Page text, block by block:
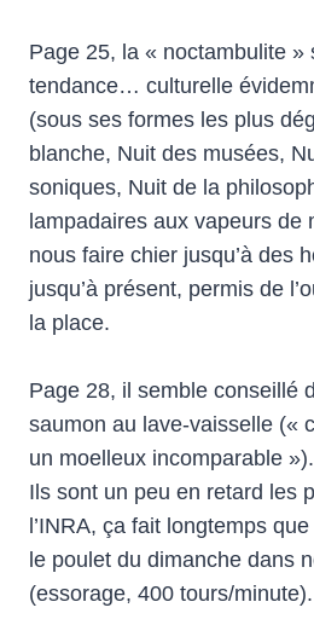
Page 25, la « noctambulite »
tendance… culturelle
(sous ses formes les plus
blanche, Nuit des musées,
soniques, Nuit de la
lampadaires aux vapeurs de
nous faire chier jusqu’à des
jusqu’à présent, permis de
la place.
Page 28, il semble conseillé
saumon au lave-vaisselle («
un moelleux incomparable »).
Ils sont un peu en retard les
l’INRA, ça fait longtemps
le poulet du dimanche dans
(essorage, 400 tours/minute).